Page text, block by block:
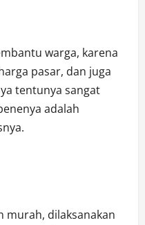
warga, karena
pasar, dan juga
tentunya sangat
adalah
murah, dilaksanakan